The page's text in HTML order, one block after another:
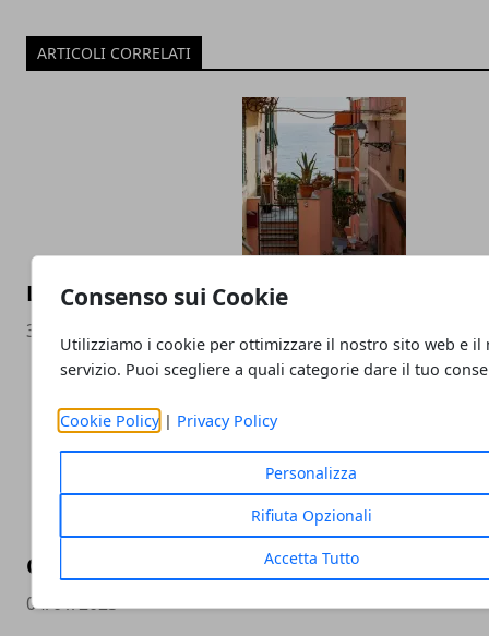
Consenso sui Cookie
Utilizziamo i cookie per ottimizzare il nostro sito web e il
servizio. Puoi scegliere a quali categorie dare il tuo
Cookie Policy| Privacy Policy
Personalizza
Rifiuta Opzionali
Accetta Tutto
ARTICOLI CORRELATI
Le migliori zone dove andare a vivere a
31/08/2023
Cosa fare se l’immobile acquistato
04/01/2023